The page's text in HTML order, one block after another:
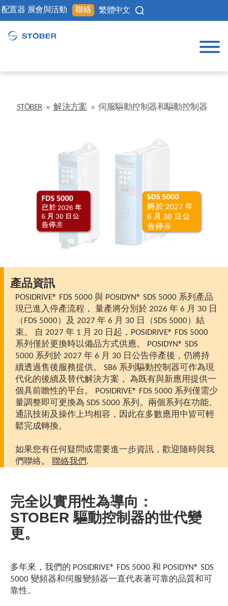
配置器 展會與活動 聯絡 繁體中文
STÖBER » 解決方案 » 伺服驅動控制器和驅動控制器
產品資訊
POSIDRIVE® FDS 5000 與 POSIDYN® SDS 5000 系列產品
現已進入停產流程， 量產將分別於 2026 年 6 月 30 日
（FDS 5000）及 2027 年 6 月 30 日（SDS 5000）結
束。 自 2027 年 1 月 20 日起，POSIDRIVE® FDS 5000
系列僅於更換時以備品方式供應。 POSIDYN® SDS
5000 系列於 2027 年 6 月 30 日公告停產後，仍將持
續透過售後服務提供。 SB6 系列驅動控制器可作為現
代化的後續及替代解決方案， 為既有與新應用提供一
個具前瞻性的平台。 POSIDRIVE® FDS 5000 系列僅需少
量調整即可更換為 SDS 5000 系列。兩個系列在功能、
通訊技術及操作上均相容，因此在多數應用中皆可輕
鬆完成轉換。
如果您有任何疑問或需要進一步資訊，歡迎隨時與我
們聯絡。 聯絡我們.
完全以實用性為導向：
STOBER 驅動控制器的世代變
更。
多年來，我們的 POSIDRIVE® FDS 5000 和 POSIDYN® SDS
5000 變頻器和伺服變頻器一直代表著可靠的品質和可
靠性。